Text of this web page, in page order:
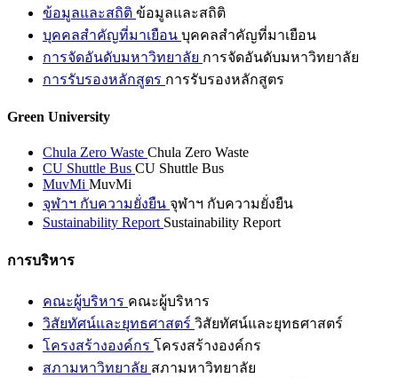
ข้อมูลและสถิติ ข้อมูลและสถิติ
บุคคลสำคัญที่มาเยือน บุคคลสำคัญที่มาเยือน
การจัดอันดับมหาวิทยาลัย การจัดอันดับมหาวิทยาลัย
การรับรองหลักสูตร การรับรองหลักสูตร
Green University
Chula Zero Waste Chula Zero Waste
CU Shuttle Bus CU Shuttle Bus
MuvMi MuvMi
จุฬาฯ กับความยั่งยืน จุฬาฯ กับความยั่งยืน
Sustainability Report Sustainability Report
การบริหาร
คณะผู้บริหาร คณะผู้บริหาร
วิสัยทัศน์และยุทธศาสตร์ วิสัยทัศน์และยุทธศาสตร์
โครงสร้างองค์กร โครงสร้างองค์กร
สภามหาวิทยาลัย สภามหาวิทยาลัย